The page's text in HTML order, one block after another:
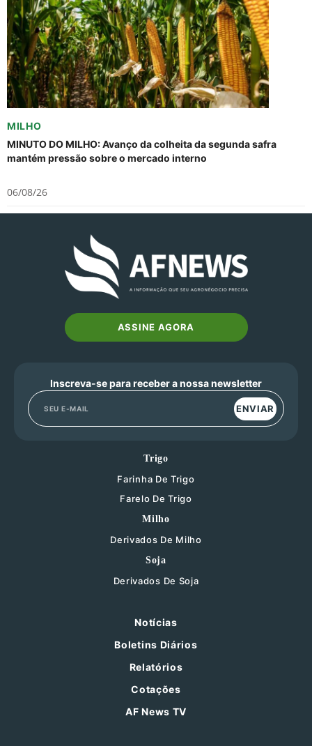
MILHO
MINUTO DO MILHO: Avanço da colheita da segunda safra
mantém pressão sobre o mercado interno
06/08/26
ASSINE AGORA
Inscreva-se para receber a nossa newsletter
ENVIAR
Trigo
Farinha De Trigo
Farelo De Trigo
Milho
Derivados De Milho
Soja
Derivados De Soja
Notícias
Boletins Diários
Relatórios
Cotações
AF News TV